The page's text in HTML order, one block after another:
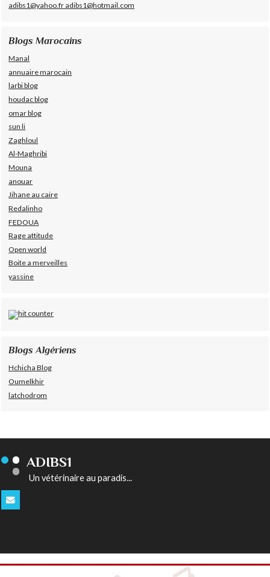
adibs1@yahoo.fr adibs1@hotmail.com
Blogs Marocains
Manal
annuaire marocain
larbi blog
houdac blog
omar blog
sun li
Zaghloul
Al-Maghribi
Mouna
anouar
Jihane au caire
Redalinho
FEDOUA
Rage attitude
Open world
Boite a merveilles
yassine
Blogs Algériens
Hchicha Blog
Oumelkhir
latchodrom
ADIBS1
Un vétérinaire au paradis...